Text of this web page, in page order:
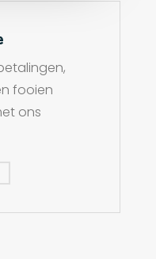
fooien
ons